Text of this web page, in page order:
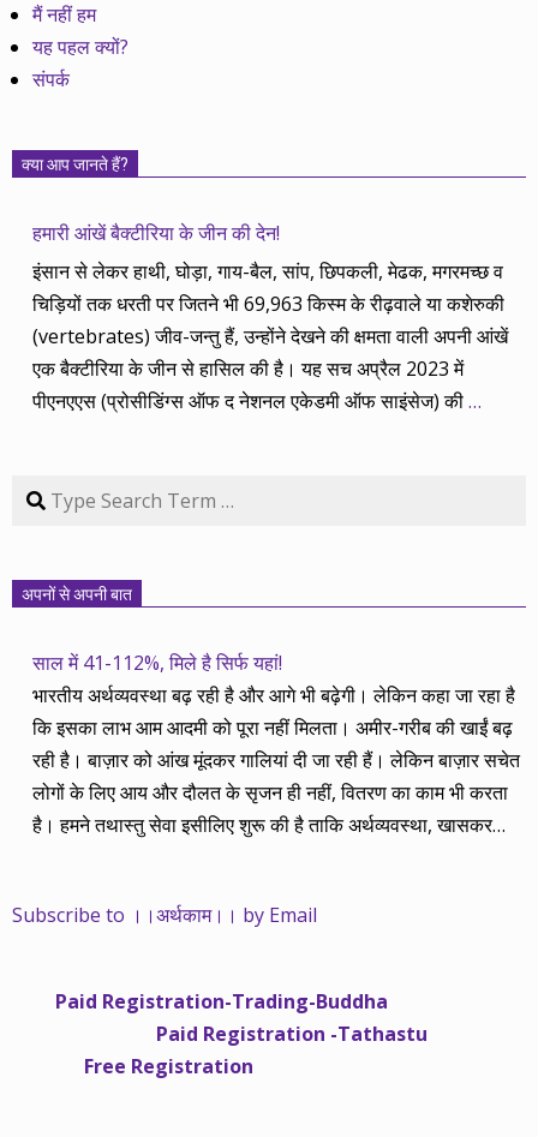
मैं नहीं हम
यह पहल क्यों?
संपर्क
क्या आप जानते हैं?
हमारी आंखें बैक्टीरिया के जीन की देन!
इंसान से लेकर हाथी, घोड़ा, गाय-बैल, सांप, छिपकली, मेढक, मगरमच्छ व
चिड़ियों तक धरती पर जितने भी 69,963 किस्म के रीढ़वाले या कशेरुकी
(vertebrates) जीव-जन्तु हैं, उन्होंने देखने की क्षमता वाली अपनी आंखें
एक बैक्टीरिया के जीन से हासिल की है। यह सच अप्रैल 2023 में
पीएनएएस (प्रोसीडिंग्स ऑफ द नेशनल एकेडमी ऑफ साइंसेज) की…
Search
अपनों से अपनी बात
साल में 41-112%, मिले है सिर्फ यहां!
भारतीय अर्थव्यवस्था बढ़ रही है और आगे भी बढ़ेगी। लेकिन कहा जा रहा है
कि इसका लाभ आम आदमी को पूरा नहीं मिलता। अमीर-गरीब की खाईं बढ़
रही है। बाज़ार को आंख मूंदकर गालियां दी जा रही हैं। लेकिन बाज़ार सचेत
लोगों के लिए आय और दौलत के सृजन ही नहीं, वितरण का काम भी करता
है। हमने तथास्तु सेवा इसीलिए शुरू की है ताकि अर्थव्यवस्था, खासकर
महंगाई की दर 10 प्रतिशत से ऊपर रहती है। वे भागकर जाते हैं सोने और
साढ़े चार सालों से अर्थकाम से जुड़े हैं, वे हमारी ईमानदारी और सत्यनिष्ठा से
भलीभांति वाकिफ हैं। शुरू में हम भी कच्चे थे तो बाज़ार के उस्तादों के जाल
में फंस गए। गलतियां कीं। लेकिन जैसे ही समझ में आया, खटाक से उनसे
Subscribe to ।।अर्थकाम।। by Email
Paid Registration-Trading-Buddha
Paid Registration -Tathastu
Free Registration